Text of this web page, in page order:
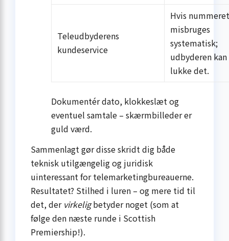
Teleudbyderens
kundeservice
Hvis
misbruges
systematisk;
udbyderen kan
lukke det.
Dokumentér dato, klokkeslæt og
eventuel samtale – skærmbilleder er
guld værd.
Sammenlagt gør disse skridt dig både
teknisk utilgængelig og juridisk
uinteressant for telemarketing­bureauerne.
Resultatet? Stilhed i luren – og mere tid til
det, der virkeligbetyder noget (som at
følge den næste runde i Scottish
Premiership!).